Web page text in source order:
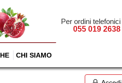
Per ordini telefonici
055 019 2638
CHI SIAMO